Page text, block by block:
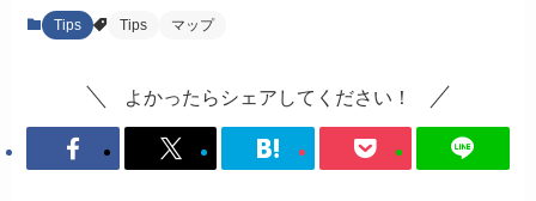
Tips Tips マップ
よかったらシェアしてください！